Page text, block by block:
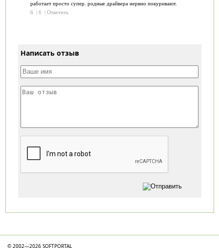
работает просто супер. родные драйвера нервно покуривают.
6
| 6 | Ответить
Написать отзыв
© 2002—2026 SOFTPORTAL